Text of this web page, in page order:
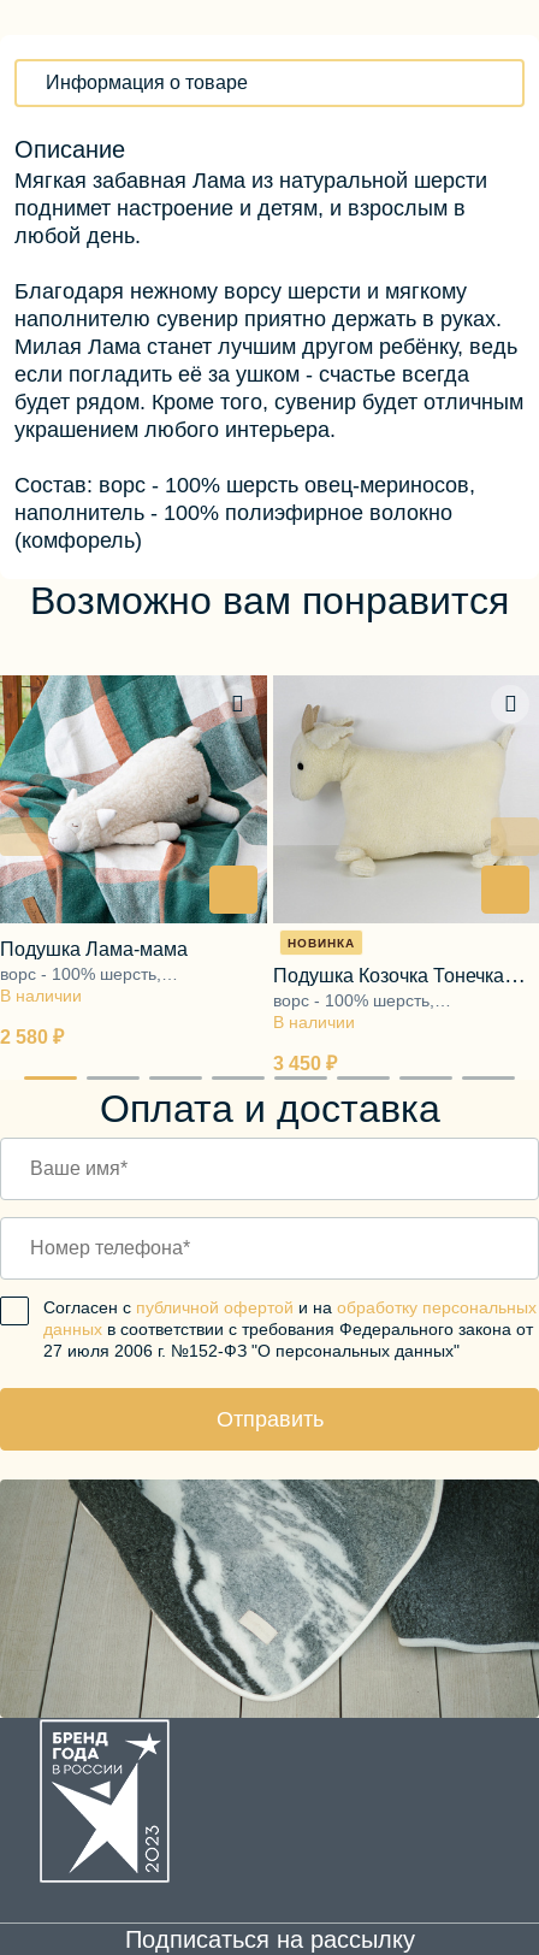
Информация о товаре
Описание
Мягкая забавная Лама из натуральной шерсти
поднимет настроение и детям, и взрослым в
любой день.
Благодаря нежному ворсу шерсти и мягкому
наполнителю сувенир приятно держать в руках.
Милая Лама станет лучшим другом ребёнку, ведь
если погладить её за ушком - счастье всегда
будет рядом. Кроме того, сувенир будет отличным
украшением любого интерьера.
Состав: ворс - 100% шерсть овец-мериносов,
наполнитель - 100% полиэфирное волокно
(комфорель)
Возможно вам понравится
2 580 ₽
В наличии
Подушка Лама-мама
ворс - 100% шерсть,
наполнитель - 100%
НОВИНКА
3 450 ₽
В наличии
Подушка Козочка Тонечка
молочный
ворс - 100% шерсть,
наполнитель - 100% полиэфир
Оплата и доставка
Согласен с публичной офертой и на обработку персональных
данных в соответствии с требования Федерального закона от
27 июля 2006 г. №152-ФЗ "О персональных данных"
Отправить
Подписаться на рассылку